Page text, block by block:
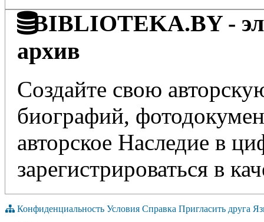
BIBLIOTEKA.BY -
архив
Создайте свою
биографий,
авторское Наследие в
зарегистрироваться в
Конфиденциальность Условия Справка Пригласить друга